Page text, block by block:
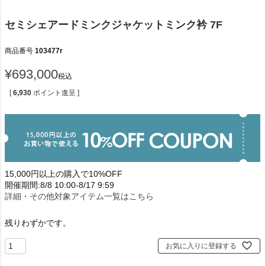
セミシェアードミンクジャケットミンク衿 7F
商品番号 103477r
¥693,000税込
[ 6,930 ポイント進呈 ]
15,000円以上の購入で10%OFF
開催期間:8/8 10:00-8/17 9:59
詳細・その他対象アイテム一覧はこちら
残りわずかです。
お気に入りに登録する